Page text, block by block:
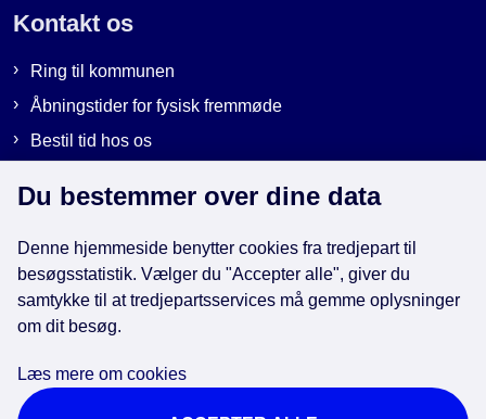
Kontakt os
Ring til kommunen
Åbningstider for fysisk fremmøde
Bestil tid hos os
Genveje
EAN-numre i kommunen
Cookies
Du bestemmer over dine data
Denne hjemmeside benytter cookies fra tredjepart til
besøgsstatistik. Vælger du "Accepter alle", giver du
samtykke til at tredjepartsservices må gemme oplysninger
om dit besøg.
Læs mere om cookies